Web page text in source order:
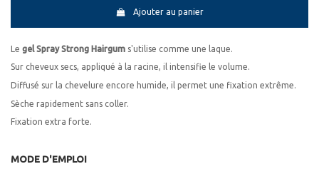
Ajouter au panier
Le gel Spray Strong Hairgum s'utilise comme une laque.
Sur cheveux secs, appliqué à la racine, il intensifie le volume.
Diffusé sur la chevelure encore humide, il permet une fixation extrême.
Sèche rapidement sans coller.
Fixation extra forte.
MODE D'EMPLOI